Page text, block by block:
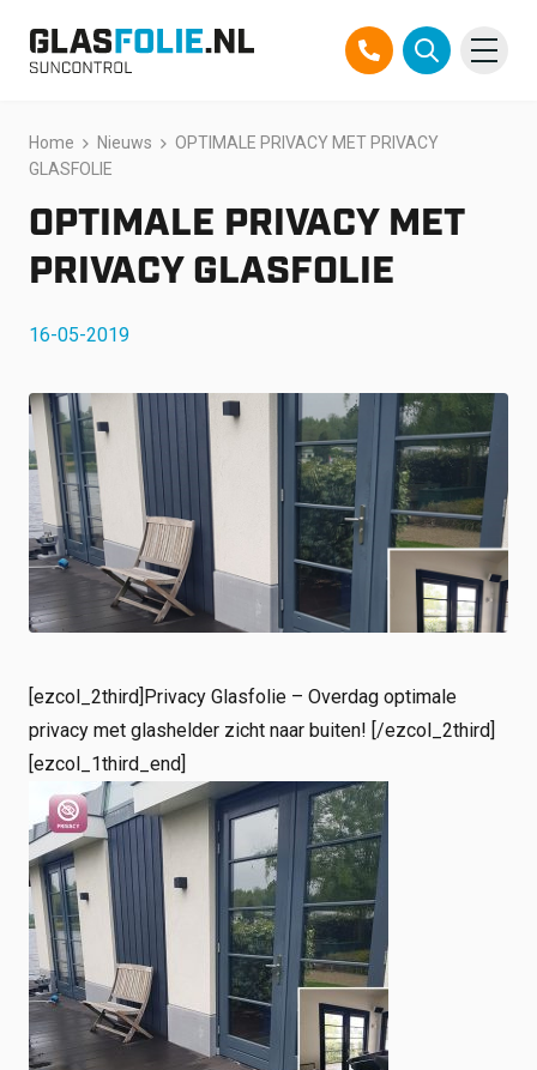
naar
inhoud
Producten
Oplossingen
Projecten
Referenties
Over ons
Over ons
Official Partner TEGO
Werken bij
Nieuws
Contact
FAQ
Shop
Inloggen
Home Nieuws
OPTIMALE PRIVACY MET PRIVACY
GLASFOLIE
OPTIMALE PRIVACY MET
PRIVACY GLASFOLIE
16-05-2019
[ezcol_2third]Privacy Glasfolie – Overdag optimale
privacy met glashelder zicht naar buiten! [/ezcol_2third]
[ezcol_1third_end]